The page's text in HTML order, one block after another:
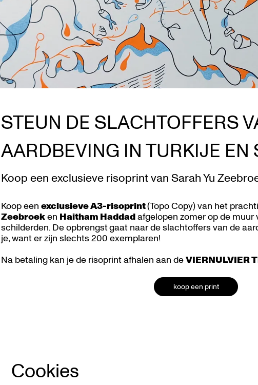
STEUN DE SLACHTOFFERS
AARDBEVING IN TURKIJE EN
Koop een exclusieve risoprint van Sarah Yu
Koop een exclusieve A3-risoprint(Topo Copy) van het
Zeebroeken Haitham Haddadafgelopen zomer op de muur
schilderden. De opbrengstgaat naar de slachtoffers van de
je, want er zijn slechts 200 exemplaren!
Na betaling kan je de risoprint afhalen aan deVIERNULVIER
koop een print
Cookies